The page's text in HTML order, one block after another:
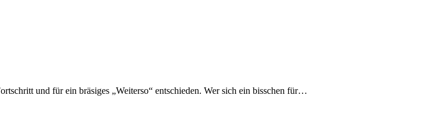
und für ein bräsiges „Weiterso“ entschieden. Wer sich ein bisschen für…